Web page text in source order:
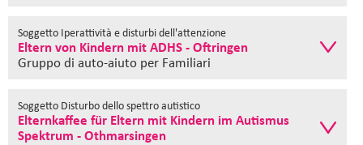
Soggetto Iperattività e disturbi dell'attenzione
Eltern von Kindern mit ADHS - Oftringen
Gruppo di auto-aiuto per Familiari
Soggetto Disturbo dello spettro autistico
Elternkaffee für Eltern mit Kindern im Autismus
Spektrum - Othmarsingen